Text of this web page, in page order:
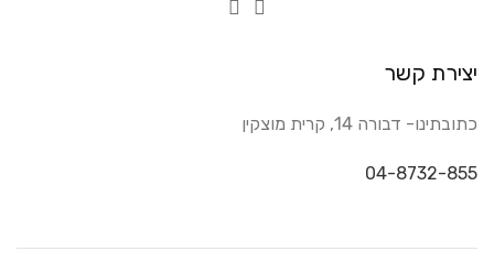
יצירת קשר
כתובתינו- דבורה 14, קרית מוצקין
04-8732-855